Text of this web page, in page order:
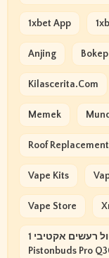
1xbet App
Anjing Bokep
Kilascerita.com
Memek
Roof Replacement
Vape Kits
Vape Store
אוזניות אלחוטיות אמיתיות לביטול רעשים אקטיבי 1more
Pistonbuds Pro